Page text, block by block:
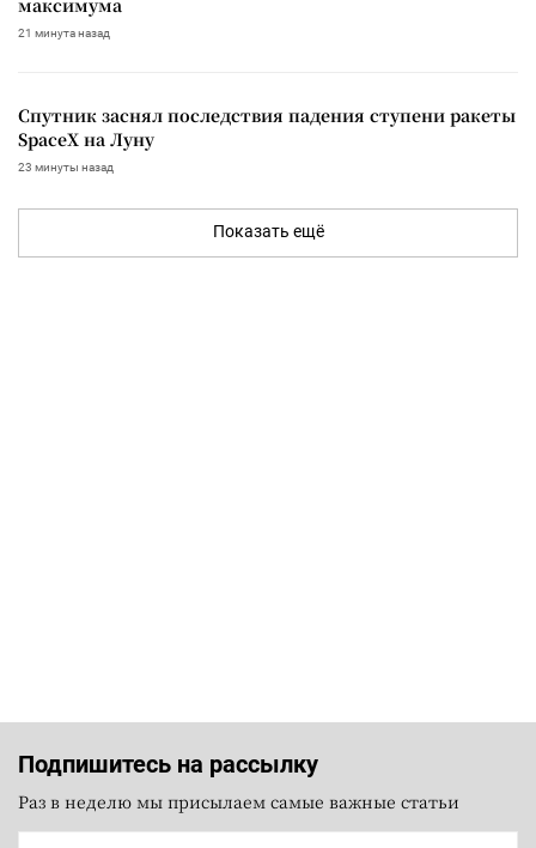
21 минута назад
Спутник заснял последствия падения ступени ракеты
SpaceX на Луну
23 минуты назад
Показать ещё
Подпишитесь на рассылку
Раз в неделю мы присылаем самые важные статьи